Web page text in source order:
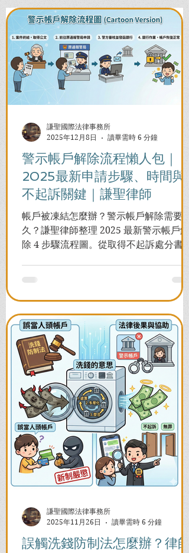
警示帳戶解除流程懶人包｜
2025最新申請步驟、時間與
不起訴關鍵｜謙聖律師
帳戶被凍結怎麼辦？警示帳戶解除需要多
久？謙聖律師整理 2025 最新警示帳戶解
除 4 步驟流程圖。從取得不起訴處分書到
謙聖國際法律事務所
2025年12月8日
讀畢需時 6 分鐘
誤觸洗錢防制法怎麼辦？律師
謙聖國際法律事務所
2025年11月26日
讀畢需時 6 分鐘